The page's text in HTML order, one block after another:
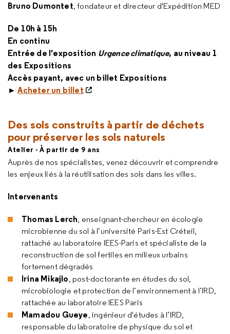
Bruno Dumontet, fondateur et directeur d'Expédition MED
De 10h à 15h
En continu
Entrée de l'exposition Urgence climatique, au niveau 1
des Expositions
Accès payant, avec un billet Expositions
►Acheter un billet
Des sols construits à partir de déchets
pour préserver les sols naturels
Atelier - À partir de 9 ans
Auprès de nos spécialistes, venez découvrir et comprendre
les enjeux liés à la réutilisation des sols dans les villes.
Intervenants
Thomas Lerch, enseignant-chercheur en écologie
microbienne du sol à l’université Paris-Est Créteil,
rattaché au laboratoire IEES-Paris et spécialiste de la
reconstruction de sol fertiles en milieux urbains
fortement dégradés
Irina Mikajlo, post-doctorante en études du sol,
microbiologie et protection de l’environnement à l’IRD,
rattachée au laboratoire IEES Paris
Mamadou Gueye, ingénieur d'études à l’IRD,
responsable du laboratoire de physique du sol et